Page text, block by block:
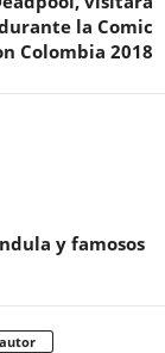
la Comic
Colombia 2018
y famosos